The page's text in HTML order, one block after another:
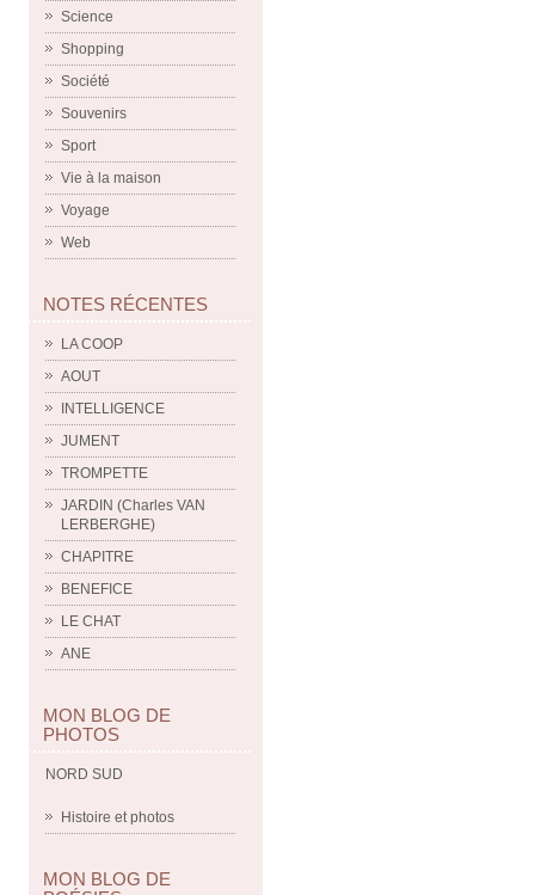
Science
Shopping
Société
Souvenirs
Sport
Vie à la maison
Voyage
Web
NOTES RÉCENTES
LA COOP
AOUT
INTELLIGENCE
JUMENT
TROMPETTE
JARDIN (Charles VAN
LERBERGHE)
CHAPITRE
BENEFICE
LE CHAT
ANE
MON BLOG DE
PHOTOS
NORD SUD
Histoire et photos
MON BLOG DE